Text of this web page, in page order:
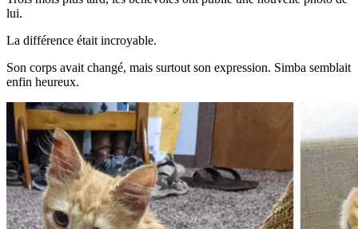
lui.
La différence était incroyable.
Son corps avait changé, mais surtout son expression. Simba semblait
enfin heureux.